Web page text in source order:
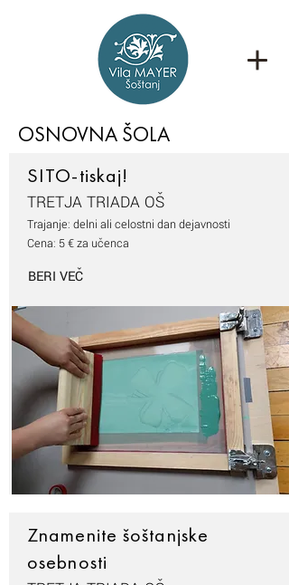
OSNOVNA ŠOLA
SITO-tiskaj!
TRETJA TRIADA OŠ
Trajanje: delni ali celostni dan dejavnosti
Cena: 5 € za učenca
BERI VEČ
Znamenite šoštanjske
osebnosti